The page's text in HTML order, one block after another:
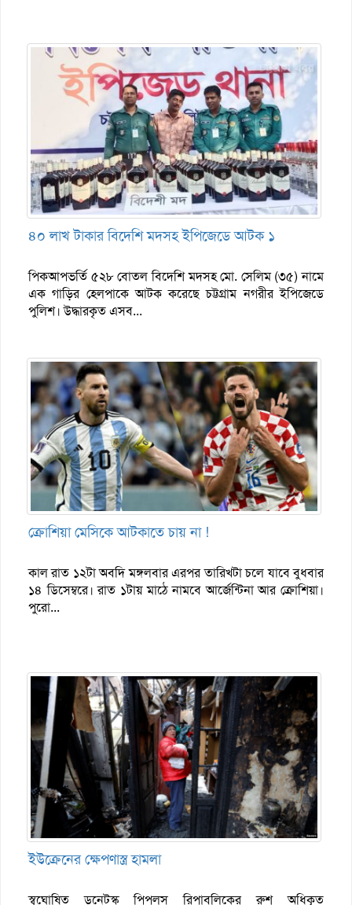
৪০ লাখ টাকার বিদেশি মদসহ ইপিজেডে আটক ১
পিকআপভর্তি ৫২৮ বোতল বিদেশি মদসহ মো. সেলিম (৩৫) নামে
এক গাড়ির হেলপাকে আটক করেছে চট্টগ্রাম নগরীর ইপিজেডে
পুলিশ। উদ্ধারকৃত এসব...
ক্রোশিয়া মেসিকে আটকাতে চায় না !
কাল রাত ১২টা অবদি মঙ্গলবার এরপর তারিখটা চলে যাবে বুধবার
১৪ ডিসেম্বরে। রাত ১টায় মাঠে নামবে আর্জেন্টিনা আর ক্রোশিয়া।
পুরো...
ইউক্রেনের ক্ষেপণাস্ত্র হামলা
স্বঘোষিত ডনেটস্ক পিপলস রিপাবলিকের রুশ অধিকৃত